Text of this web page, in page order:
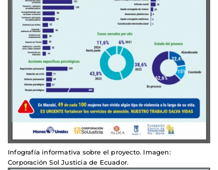
Infografía informativa sobre el proyecto. Imagen:
Corporación Sol Justicia de Ecuador.